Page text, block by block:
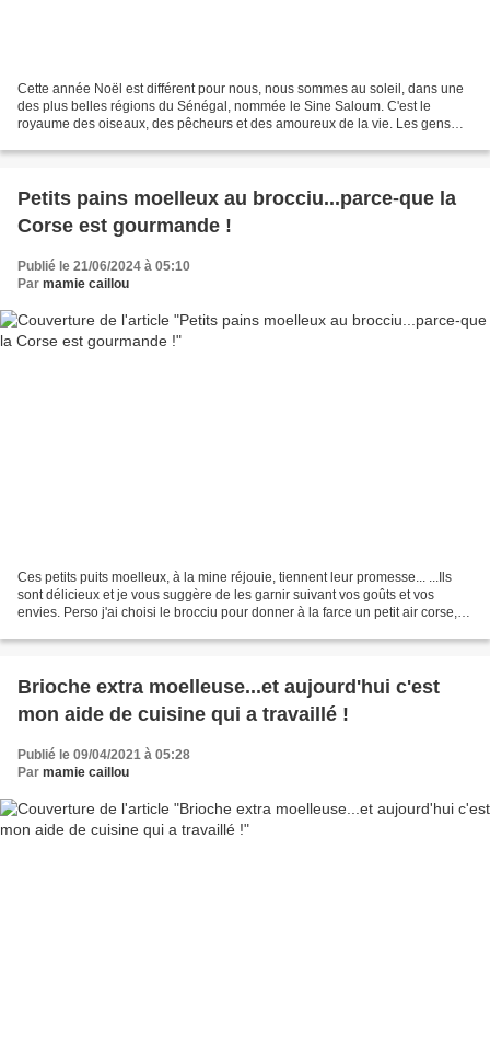
Cette année Noël est différent pour nous, nous sommes au soleil, dans une
des plus belles régions du Sénégal, nommée le Sine Saloum. C'est le
royaume des oiseaux, des pêcheurs et des amoureux de la vie. Les gens
Petits pains moelleux au brocciu...parce-que la
Corse est gourmande !
Publié le 21/06/2024 à 05:10
Par mamie caillou
Ces petits puits moelleux, à la mine réjouie, tiennent leur promesse... ...Ils
sont délicieux et je vous suggère de les garnir suivant vos goûts et vos
envies. Perso j'ai choisi le brocciu pour donner à la farce un petit air corse,
Brioche extra moelleuse...et aujourd'hui c'est
mon aide de cuisine qui a travaillé !
Publié le 09/04/2021 à 05:28
Par mamie caillou